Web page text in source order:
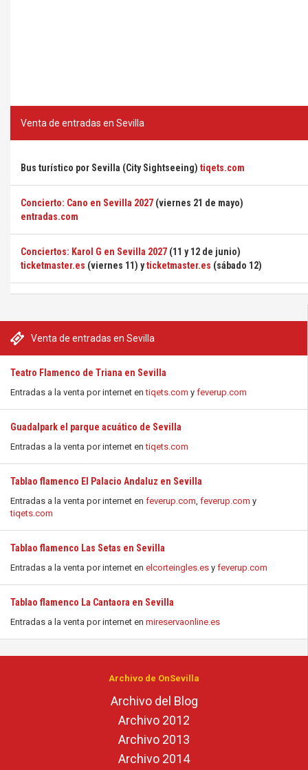
Venta de entradas en Sevilla
Teatro Flamenco de Triana en Sevilla
Entradas a la venta por internet entiqets.com y feverup.com
Guadalpark el parque acuático de Sevilla
Entradas a la venta por internet entiqets.com
Tablao flamenco El Palacio Andaluz en Sevilla
Entradas a la venta por internet en feverup.com, feverup.com y
tiqets.com
Tablao flamenco Las Setas en Sevilla
Entradas a la venta por internet en elcorteingles.es y feverup.com
Tablao flamenco La Cantaora en Sevilla
Entradas a la venta por internet en mireservaonline.es
Venta de entradas en Sevilla
Bus turístico por Sevilla (City Sightseeing) tiqets.com
Concierto: Cano en Sevilla 2027 (viernes 21 de mayo)
entradas.com
Conciertos: Karol G en Sevilla 2027 (11 y 12 de junio)
ticketmaster.es (viernes 11) yticketmaster.es (sábado 12)
Archivo de OnSevilla
Archivo del Blog
Archivo 2012
Archivo 2013
Archivo 2014